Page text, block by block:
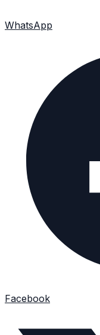
WhatsApp
Facebook